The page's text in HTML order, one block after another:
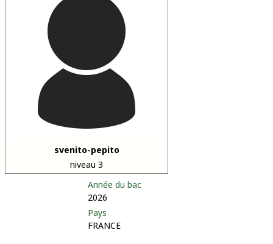
svenito-pepito
niveau 3
Année du bac
2026
Pays
FRANCE